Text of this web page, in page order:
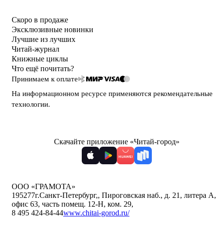
Скоро в продаже
Эксклюзивные новинки
Лучшие из лучших
Читай-журнал
Книжные циклы
Что ещё почитать?
Принимаем к оплате
На информационном ресурсе применяются рекомендательные
технологии.
Скачайте приложение «Читай-город»
ООО «ГРАМОТА»
195277г.Санкт-Петербург,, Пироговская наб., д. 21, литера А,
офис 63, часть помещ. 12-Н, ком. 29,
8 495 424-84-44www.chitai-gorod.ru/